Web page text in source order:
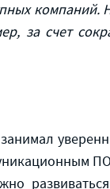
за счет